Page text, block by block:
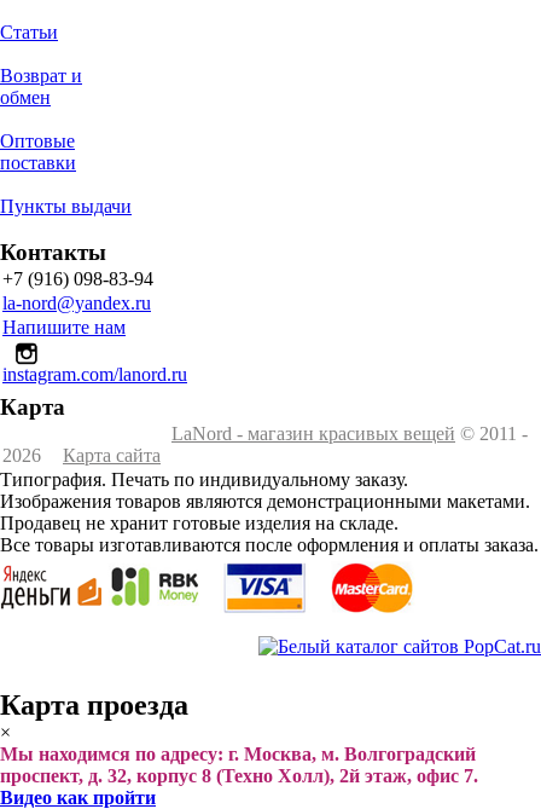
Статьи
Возврат и
обмен
Оптовые
поставки
Пункты выдачи
Контакты
+7 (916) 098-83-94
la-nord@yandex.ru
Напишите нам
instagram.com/lanord.ru
Карта
LaNord - магазин красивых вещей © 2011 -
2026
Карта сайта
Типография. Печать по индивидуальному заказу.
Изображения товаров являются демонстрационными макетами.
Продавец не хранит готовые изделия на складе.
Все товары изготавливаются после оформления и оплаты заказа.
Карта проезда
×
Мы находимся по адресу: г. Москва, м. Волгоградский
проспект, д. 32, корпус 8 (Техно Холл), 2й этаж, офис 7.
Видео как пройти